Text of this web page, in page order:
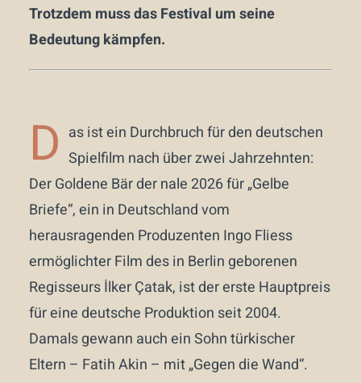
Trotzdem muss das Festival um seine
Bedeutung kämpfen.
D as ist ein Durchbruch für den deutschen
Spielfilm nach über zwei Jahrzehnten:
Der Goldene Bär der nale 2026 für „Gelbe
Briefe“, ein in Deutschland vom
herausragenden Produzenten Ingo Fliess
ermöglichter Film des in Berlin geborenen
Regisseurs İlker Çatak, ist der erste Hauptpreis
für eine deutsche Produktion seit 2004.
Damals gewann auch ein Sohn türkischer
Eltern – Fatih Akin – mit „Gegen die Wand“.